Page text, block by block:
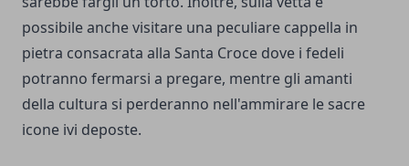
possibile anche visitare una peculiare cappella in
pietra consacrata alla Santa Croce dove i fedeli
potranno fermarsi a pregare, mentre gli amanti
della cultura si perderanno nell'ammirare le sacre
icone ivi deposte.